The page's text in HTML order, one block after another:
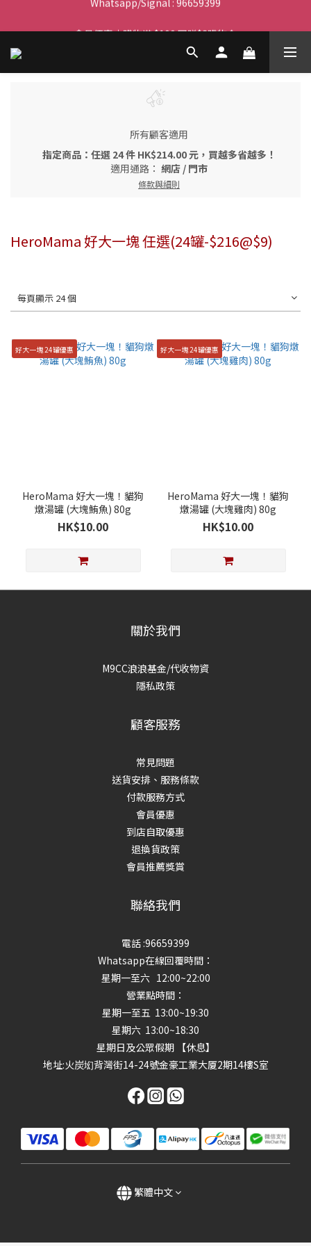
會員優惠｜購物滿 $100 回贈$3購物金
滿$450免費送貨上門 I 滿$350免運 順豐自取
所有顧客適用
指定商品：任選 24 件 HK$214.00 元，買越多省越多！
適用通路： 網店 / 門市
條款與細則
HeroMama 好大一塊 任選(24罐-$216@$9)
每頁顯示 24 個
好大一塊 24罐優惠
HeroMama 好大一塊！貓狗
燉湯罐 (大塊鮪魚) 80g
HK$10.00
好大一塊 24罐優惠
HeroMama 好大一塊！貓狗
燉湯罐 (大塊雞肉) 80g
HK$10.00
關於我們
M9CC浪浪基金/代收物資
隱私政策
顧客服務
常見問題
送貨安排、服務條款
付款服務方式
會員優惠
到店自取優惠
退換貨政策
會員推薦獎賞
聯絡我們
電話 :96659399
Whatsapp在線回覆時間：
星期一至六 12:00~22:00
營業點時間：
星期一至五 13:00~19:30
星期六 13:00~18:30
星期日及公眾假期 【休息】
地址:火炭㘭背灣街14-24號金豪工業大厦2期14樓S室
繁體中文